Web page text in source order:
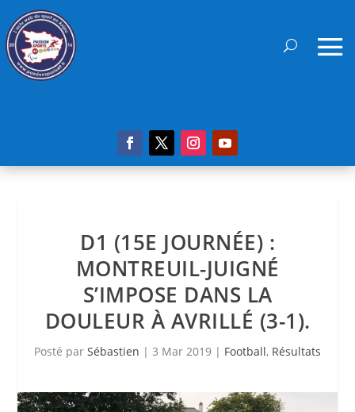
D1 (15E JOURNÉE) :
MONTREUIL-JUIGNÉ
S’IMPOSE DANS LA
DOULEUR À AVRILLÉ (3-1).
Posté par Sébastien | 3 Mar 2019 | Football, Résultats